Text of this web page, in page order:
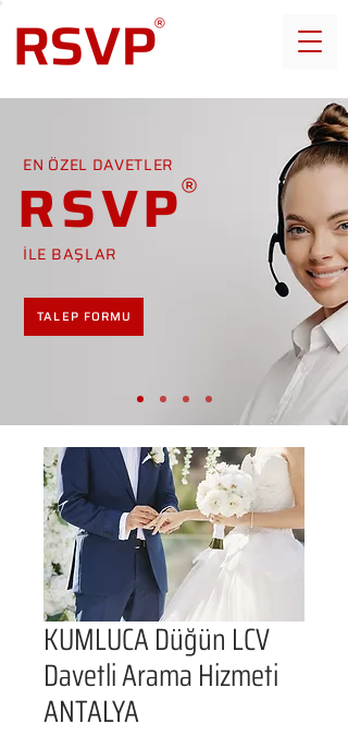
EN ÖZEL DAVETLER
RSVP
İLE BAŞLAR
TALEP FORMU
KUMLUCA Düğün LCV
Davetli Arama Hizmeti
ANTALYA